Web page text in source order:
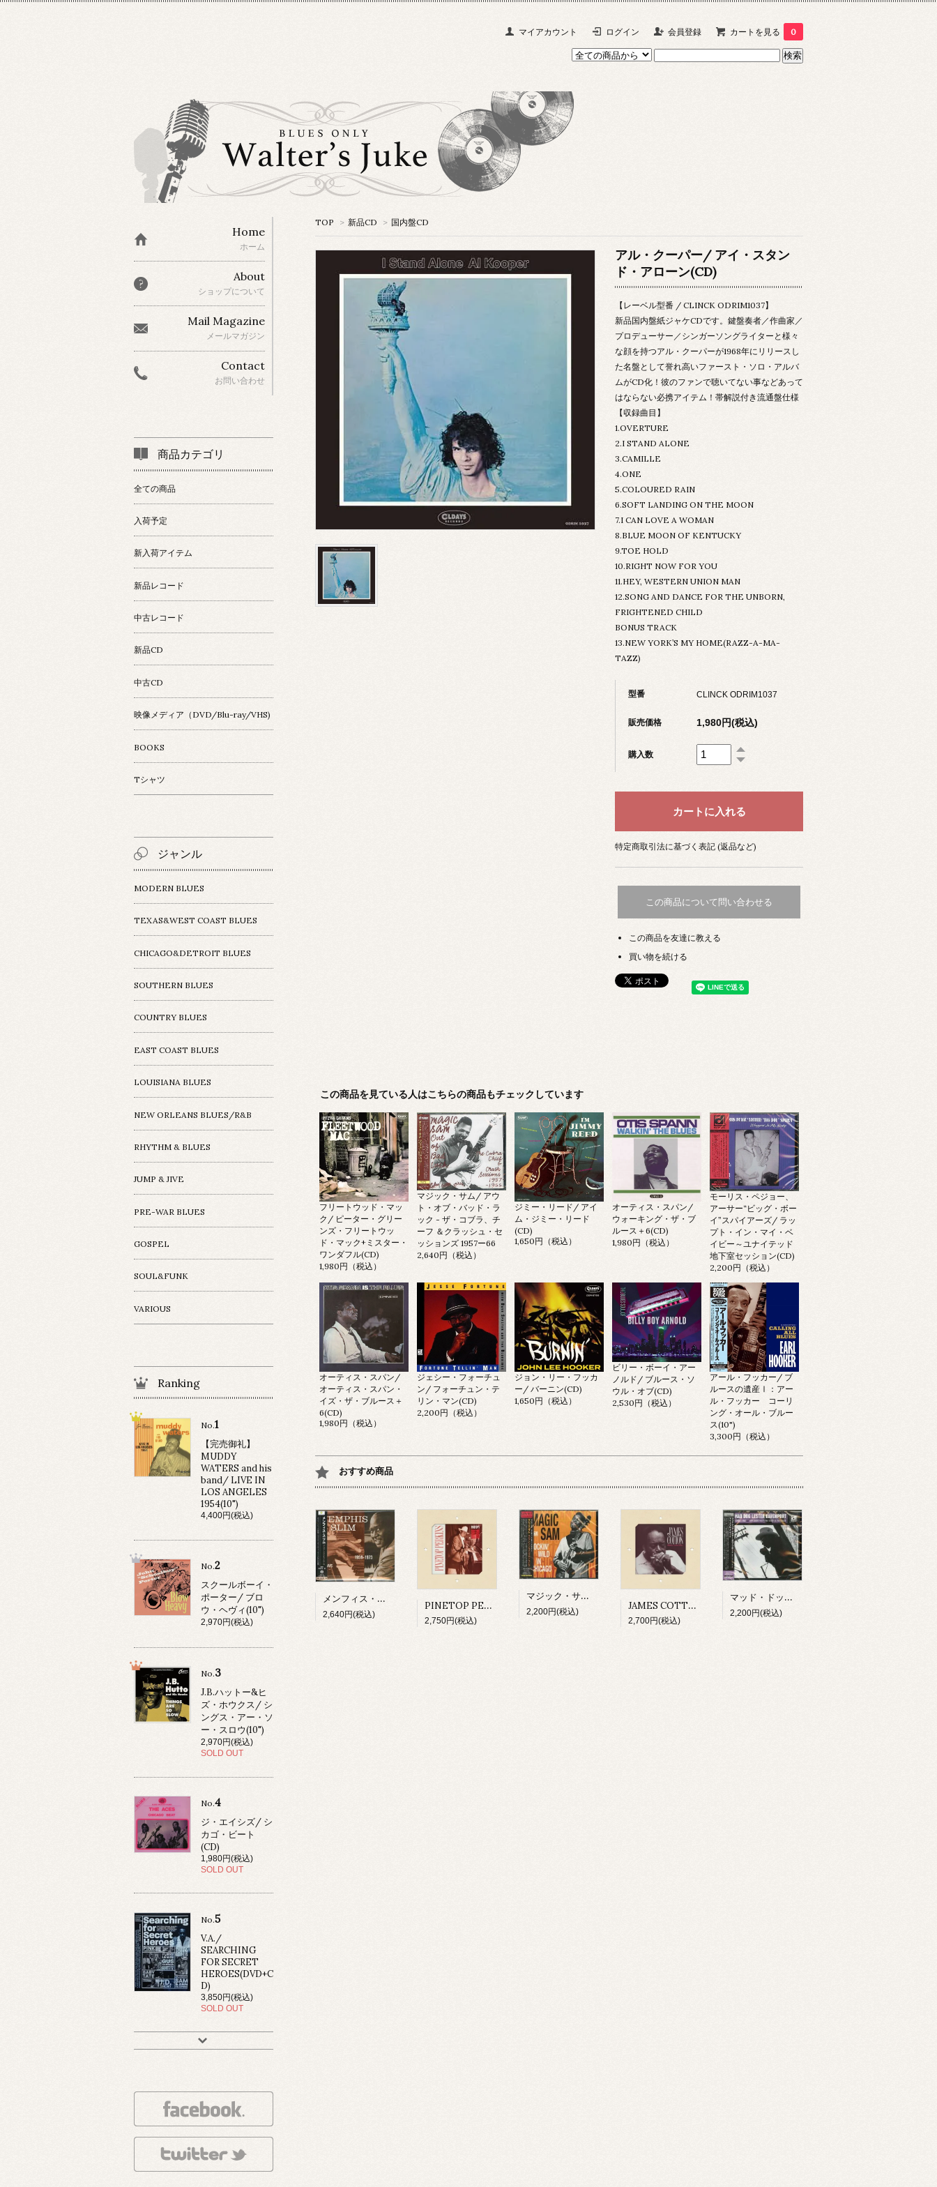
マイアカウント ログイン 会員登録 カートを見る 0
TOP > 新品CD > 国内盤CD
アル・クーパー/ アイ・スタン
ド・アローン(CD)
【レーベル型番 / CLINCK ODRIM1037】
新品国内盤紙ジャケCDです。鍵盤奏者／作曲家／
プロデューサー／シンガーソングライターと様々
な顔を持つアル・クーパーが1968年にリリースし
た名盤として誉れ高いファースト・ソロ・アルバ
ムがCD化！彼のファンで聴いてない事などあって
はならない必携アイテム！帯解説付き流通盤仕様
【収録曲目】
1.OVERTURE
2.I STAND ALONE
3.CAMILLE
4.ONE
5.COLOURED RAIN
6.SOFT LANDING ON THE MOON
7.I CAN LOVE A WOMAN
8.BLUE MOON OF KENTUCKY
9.TOE HOLD
10.RIGHT NOW FOR YOU
11.HEY, WESTERN UNION MAN
12.SONG AND DANCE FOR THE UNBORN,
FRIGHTENED CHILD
BONUS TRACK
13.NEW YORK’S MY HOME(RAZZ-A-MA-
TAZZ)
型番 CLINCK ODRIM1037
販売価格 1,980円(税込)
購入数
特定商取引法に基づく表記 (返品など)
この商品について問い合わせる
この商品を友達に教える
買い物を続ける
この商品を見ている人はこちらの商品もチェックしています
フリートウッド・マッ
ク/ ピーター・グリー
ンズ・フリートウッ
ド・マック+ミスター・
ワンダフル(CD)
1,980円（税込）
マジック・サム/ アウ
ト・オブ・バッド・ラ
ック - ザ・コブラ、チ
ーフ ＆クラッシュ・セ
ッションズ 1957ー66
2,640円（税込）
ジミー・リード/ アイ
ム・ジミー・リード
(CD)
1,650円（税込）
オーティス・スパン/
ウォーキング・ザ・ブ
ルース＋6(CD)
1,980円（税込）
モーリス・ペジョー、
アーサー“ビッグ・ボー
イ”スパイアーズ/ ラッ
プト・イン・マイ・ベ
イビー～ユナイテッド
地下室セッション(CD)
2,200円（税込）
オーティス・スパン/
オーティス・スパン・
イズ・ザ・ブルース＋
6(CD)
1,980円（税込）
ジェシー・フォーチュ
ン/ フォーチュン・テ
リン・マン(CD)
2,200円（税込）
ジョン・リー・フッカ
ー/ バーニン(CD)
1,650円（税込）
ビリー・ボーイ・アー
ノルド/ ブルース・ソ
ウル・オブ(CD)
2,530円（税込）
アール・フッカー/ ブ
ルースの遺産Ⅰ：アー
ル・フッカー コーリ
ング・オール・ブルー
ス(10")
3,300円（税込）
おすすめ商品
メンフィス・スリム/ ザ・フォークウェイズ・イヤーズ(CD)
2,640円(税込)
PINETOP PERKINS/ PINETOP'S BOOGIE WOOGIE(CD)
2,750円(税込)
マジック・サム/ ライヴ・イン・シカゴ～ロッキン・ワイルド(CD)
2,200円(税込) JAMES COTTON/ MIGHTY LONG TIME(CD)
2,700円(税込)
マッド・ドッグ・レスター・ダヴェンポート/ アイ・スメル・ア・ラット(CD)
2,200円(税込)
Home
ホーム
About
ショップについて
Mail Magazine
メールマガジン
Contact
お問い合わせ
商品カテゴリ
全ての商品
入荷予定
新入荷アイテム
新品レコード
中古レコード
新品CD
中古CD
映像メディア（DVD/Blu-ray/VHS)
BOOKS
Tシャツ
ジャンル
MODERN BLUES
TEXAS&WEST COAST BLUES
CHICAGO&DETROIT BLUES
SOUTHERN BLUES
COUNTRY BLUES
EAST COAST BLUES
LOUISIANA BLUES
NEW ORLEANS BLUES/R&B
RHYTHM & BLUES
JUMP & JIVE
PRE-WAR BLUES
GOSPEL
SOUL&FUNK
VARIOUS
Ranking
No.1
【完売御礼】
MUDDY
WATERS and his
band/ LIVE IN
LOS ANGELES
1954(10")
4,400円(税込)
No.2
スクールボーイ・
ポーター/ ブロ
ウ・ヘヴィ(10")
2,970円(税込)
No.3
J.B.ハットー&ヒ
ズ・ホウクス/ シ
ングス・アー・ソ
ー・スロウ(10")
2,970円(税込)
SOLD OUT
No.4
ジ・エイシズ/ シ
カゴ・ビート
(CD)
1,980円(税込)
SOLD OUT
No.5
V.A./
SEARCHING
FOR SECRET
HEROES(DVD+C
D)
3,850円(税込)
SOLD OUT